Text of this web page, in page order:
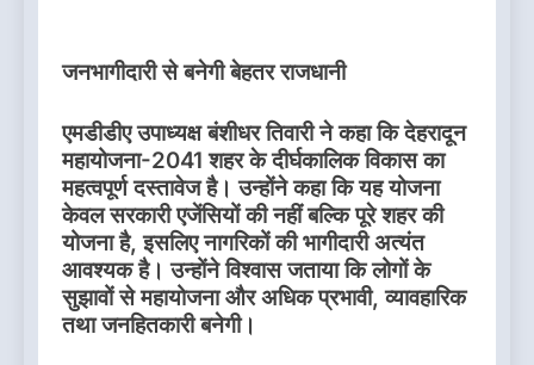
जनभागीदारी से बनेगी बेहतर राजधानी
एमडीडीए उपाध्यक्ष बंशीधर तिवारी ने कहा कि देहरादून
महायोजना-2041 शहर के दीर्घकालिक विकास का
महत्वपूर्ण दस्तावेज है। उन्होंने कहा कि यह योजना
केवल सरकारी एजेंसियों की नहीं बल्कि पूरे शहर की
योजना है, इसलिए नागरिकों की भागीदारी अत्यंत
आवश्यक है। उन्होंने विश्वास जताया कि लोगों के
सुझावों से महायोजना और अधिक प्रभावी, व्यावहारिक
तथा जनहितकारी बनेगी।